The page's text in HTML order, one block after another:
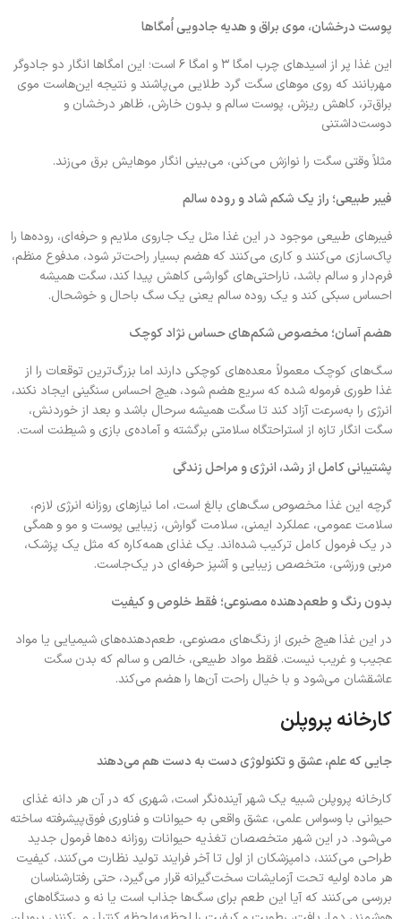
پوست درخشان، موی براق و هدیه جادویی اُمگاها
این غذا پر از اسیدهای چرب امگا ۳ و امگا ۶ است؛ این امگاها انگار دو جادوگر
مهربانند که روی موهای سگت گرد طلایی می‌پاشند و نتیجه این‌هاست موی
براق‌تر، کاهش ریزش، پوست سالم و بدون خارش، ظاهر درخشان و
دوست‌داشتنی
مثلاً وقتی سگت را نوازش می‌کنی، می‌بینی انگار موهایش برق می‌زند.
فیبر طبیعی؛ راز یک شکم شاد و روده سالم
فیبرهای طبیعی موجود در این غذا مثل یک جاروی ملایم و حرفه‌ای، روده‌ها را
پاک‌سازی می‌کنند و کاری می‌کنند که هضم بسیار راحت‌تر شود، مدفوع منظم،
فرم‌دار و سالم باشد، ناراحتی‌های گوارشی کاهش پیدا کند، سگت همیشه
احساس سبکی کند و یک روده سالم یعنی یک سگ باحال و خوشحال.
هضم آسان؛ مخصوص شکم‌های حساس نژاد کوچک
سگ‌های کوچک معمولاً معده‌های کوچکی دارند اما بزرگ‌ترین توقعات را از
غذا طوری فرموله شده که سریع هضم شود، هیچ احساس سنگینی ایجاد نکند،
انرژی را به‌سرعت آزاد کند تا سگت همیشه سرحال باشد و بعد از خوردنش،
سگت انگار تازه از استراحتگاه سلامتی برگشته و آماده‌ی بازی و شیطنت است.
پشتیبانی کامل از رشد، انرژی و مراحل زندگی
گرچه این غذا مخصوص سگ‌های بالغ است، اما نیازهای روزانه انرژی لازم،
سلامت عمومی، عملکرد ایمنی، سلامت گوارش، زیبایی پوست و مو و همگی
در یک فرمول کامل ترکیب شده‌اند. یک غذای همه‌کاره که مثل یک پزشک،
مربی ورزشی، متخصص زیبایی و آشپز حرفه‌ای در یک‌جاست.
بدون رنگ و طعم‌دهنده مصنوعی؛ فقط خلوص و کیفیت
در این غذا هیچ خبری از رنگ‌های مصنوعی، طعم‌دهنده‌های شیمیایی یا مواد
عجیب و غریب نیست. فقط مواد طبیعی، خالص و سالم که بدن سگت
عاشقشان می‌شود و با خیال راحت آن‌ها را هضم می‌کند.
کارخانه پروپلن
جایی که علم، عشق و تکنولوژی دست به دست هم می‌دهند
کارخانه پروپلن شبیه یک شهر آینده‌نگر است، شهری که در آن هر دانه غذای
حیوانی با وسواس علمی، عشق واقعی به حیوانات و فناوری فوق‌پیشرفته ساخته
می‌شود. در این شهر متخصصان تغذیه حیوانات روزانه ده‌ها فرمول جدید
طراحی می‌کنند، دامپزشکان از اول تا آخر فرایند تولید نظارت می‌کنند، کیفیت
هر ماده اولیه تحت آزمایشات سخت‌گیرانه قرار می‌گیرد، حتی رفتارشناسان
بررسی می‌کنند که آیا این طعم برای سگ‌ها جذاب است یا نه و دستگاه‌های